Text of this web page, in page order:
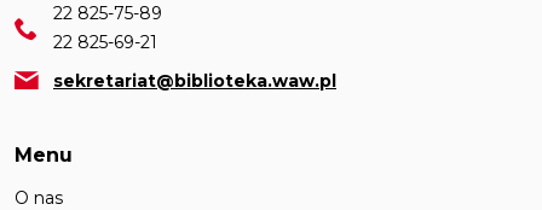
22 825-75-89
22 825-69-21
sekretariat@biblioteka.waw.pl
Menu
O nas